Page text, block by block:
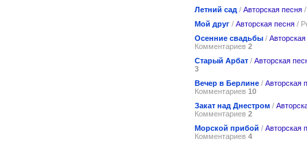
Летний сад / Авторская песня
Мой друг / Авторская песня /
Осенние свадьбы /
Комментариев 2
Cтарый Арбат / Авторская
3
Вечер в Берлине / Авторская
Комментариев 10
Закат над Днестром /
Комментариев 2
Морской прибой / Авторская
Комментариев 4